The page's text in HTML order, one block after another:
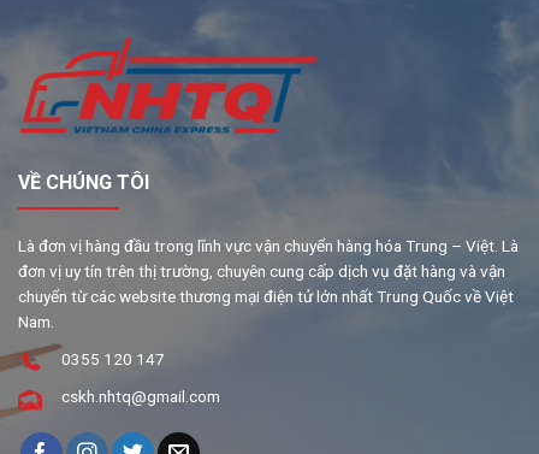
VỀ CHÚNG TÔI
Là đơn vị hàng đầu trong lĩnh vực vận chuyển hàng hóa Trung – Việt. Là
đơn vị uy tín trên thị trường, chuyên cung cấp dịch vụ đặt hàng và vận
chuyển từ các website thương mại điện tử lớn nhất Trung Quốc về Việt
Nam.
0355 120 147
cskh.nhtq@gmail.com